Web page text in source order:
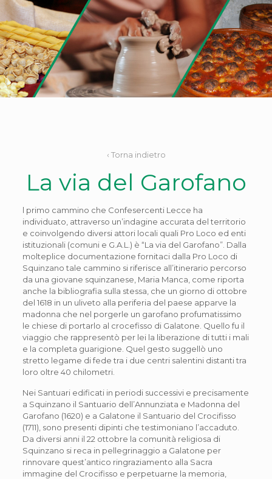
‹ Torna indietro
La via del Garofano
l primo cammino che Confesercenti Lecce ha
individuato, attraverso un’indagine accurata del territorio
e coinvolgendo diversi attori locali quali Pro Loco ed enti
istituzionali (comuni e G.A.L.) è “La via del Garofano”. Dalla
molteplice documentazione fornitaci dalla Pro Loco di
Squinzano tale cammino si riferisce all’itinerario percorso
da una giovane squinzanese, Maria Manca, come riporta
anche la bibliografia sulla stessa, che un giorno di ottobre
del 1618 in un uliveto alla periferia del paese apparve la
madonna che nel porgerle un garofano profumatissimo
le chiese di portarlo al crocefisso di Galatone. Quello fu il
viaggio che rappresentò per lei la liberazione di tutti i mali
e la completa guarigione. Quel gesto suggellò uno
stretto legame di fede tra i due centri salentini distanti tra
loro oltre 40 chilometri.
Nei Santuari edificati in periodi successivi e precisamente
a Squinzano il Santuario dell’Annunziata e Madonna del
Garofano (1620) e a Galatone il Santuario del Crocifisso
(1711), sono presenti dipinti che testimoniano l’accaduto.
Da diversi anni il 22 ottobre la comunità religiosa di
Squinzano si reca in pellegrinaggio a Galatone per
rinnovare quest’antico ringraziamento alla Sacra
immagine del Crocifisso e perpetuarne la memoria,